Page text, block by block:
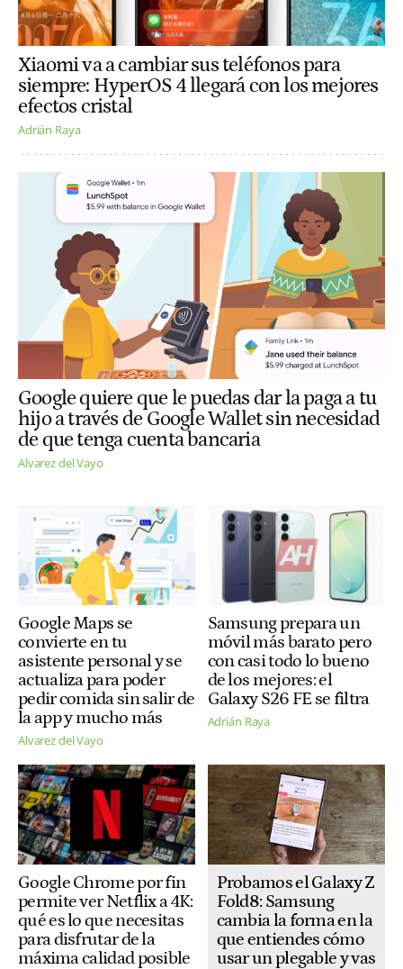
Xiaomi va a cambiar sus teléfonos para
siempre: HyperOS 4 llegará con los mejores
efectos cristal
Adrián Raya
Google quiere que le puedas dar la paga a tu
hijo a través de Google Wallet sin necesidad
de que tenga cuenta bancaria
Alvarez del Vayo
Google Maps se
convierte en tu
asistente personal y se
actualiza para poder
pedir comida sin salir de
la app y mucho más
Alvarez del Vayo
Samsung prepara un
móvil más barato pero
con casi todo lo bueno
de los mejores: el
Galaxy S26 FE se filtra
Adrián Raya
Google Chrome por fin
permite ver Netflix a 4K:
qué es lo que necesitas
para disfrutar de la
máxima calidad posible
Probamos el Galaxy Z
Fold8: Samsung
cambia la forma en la
que entiendes cómo
usar un plegable y vas